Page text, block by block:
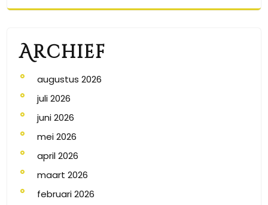
Archief
augustus 2026
juli 2026
juni 2026
mei 2026
april 2026
maart 2026
februari 2026